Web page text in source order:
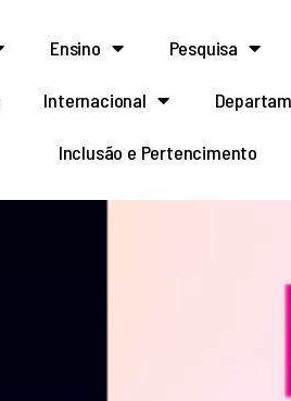
Ensino Pesquisa
Internacional
Inclusão e Pertencimento